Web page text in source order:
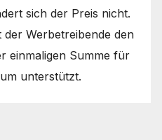
sich der Preis nicht.
der Werbetreibende den
einmaligen Summe für
unterstützt.